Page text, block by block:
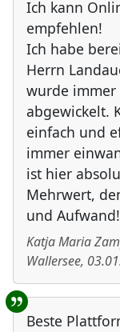
Ich kann
empfehlen!
Ich habe
Herrn
wurde immer
abgewickelt.
einfach und
immer
ist hier
Mehrwert,
und Aufwand!
Katja Maria
Wallersee,
Beste